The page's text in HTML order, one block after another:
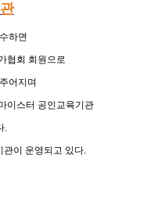
하면
협회 회원으로
어지며
이스터 공인교육기관
.
관이 운영되고 있다.